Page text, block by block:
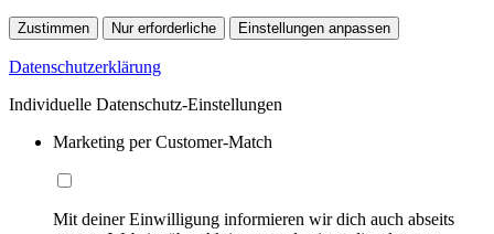
Zustimmen Nur erforderliche Einstellungen anpassen
Datenschutzerklärung
Individuelle Datenschutz-Einstellungen
Marketing per Customer-Match
Mit deiner Einwilligung informieren wir dich auch abseits